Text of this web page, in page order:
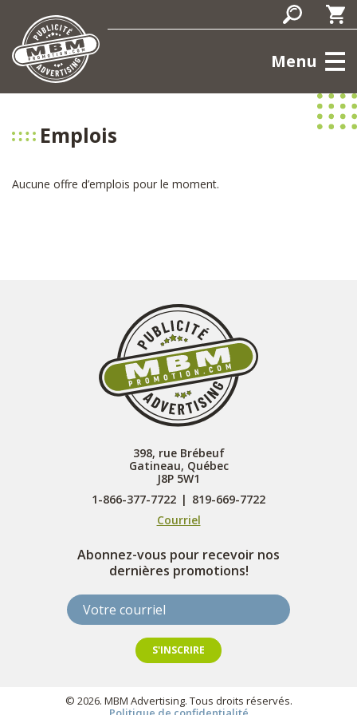
Menu
Emplois
Aucune offre d’emplois pour le moment.
398, rue Brébeuf
Gatineau, Québec
J8P 5W1
1-866-377-7722 | 819-669-7722
Courriel
Abonnez-vous pour recevoir nos
dernières promotions!
S'INSCRIRE
© 2026. MBM Advertising. Tous droits réservés.